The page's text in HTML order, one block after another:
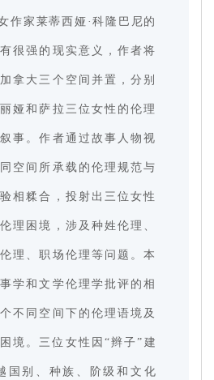
作家莱蒂西娅·科隆巴尼的
很强的现实意义，作者将
拿大三个空间并置，分别
娅和萨拉三位女性的伦理
事。作者通过故事人物视
空间所承载的伦理规范与
相糅合，投射出三位女性
理困境，涉及种姓伦理、
理、职场伦理等问题。本
学和文学伦理学批评的相
不同空间下的伦理语境及
境。三位女性因“辫子”建
国别、种族、阶级和文化